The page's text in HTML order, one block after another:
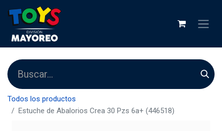
Todos los productos
Estuche de Abalorios Crea 30 Pzs 6a+ (446518)